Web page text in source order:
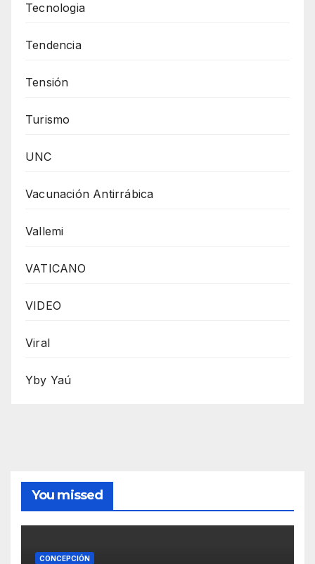
Tecnologia
Tendencia
Tensión
Turismo
UNC
Vacunación Antirrábica
Vallemi
VATICANO
VIDEO
Viral
Yby Yaú
You missed
CONCEPCIÓN